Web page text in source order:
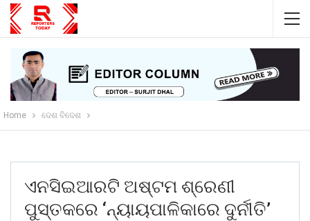
Home ଦେଶ ବିଦେଶ
ଏନସିଇଆରଟି ଅଷ୍ଟମ ଶ୍ରେଣୀ
ପୁସ୍ତକରେ ‘ନ୍ୟାୟପାଳିକାରେ ଦୁର୍ନୀତି’